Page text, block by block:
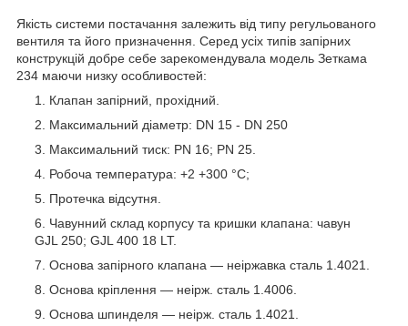
Якість системи постачання залежить від типу регульованого
вентиля та його призначення. Серед усіх типів запірних
конструкцій добре себе зарекомендувала модель Зеткама
234 маючи низку особливостей:
Клапан запірний, прохідний.
Максимальний діаметр: DN 15 - DN 250
Максимальний тиск: PN 16; PN 25.
Робоча температура: +2 +300 °C;
Протечка відсутня.
Чавунний склад корпусу та кришки клапана: чавун
GJL 250; GJL 400 18 LT.
Основа запірного клапана — неіржавка сталь 1.4021.
Основа кріплення — неірж. сталь 1.4006.
Основа шпинделя — неірж. сталь 1.4021.